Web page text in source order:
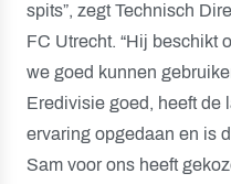
spits”, zegt Technisch
FC Utrecht. “Hij beschikt
we goed kunnen
Eredivisie goed, heeft de
ervaring opgedaan en is
Sam voor ons heeft